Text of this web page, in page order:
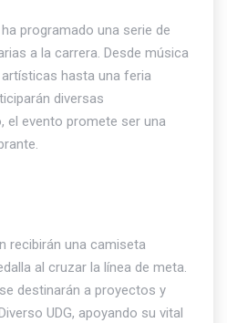
programado una serie de
a la carrera. Desde música
hasta una feria
diversas
el evento promete ser una
recibirán una camiseta
al cruzar la línea de meta.
destinarán a proyectos y
UDG, apoyando su vital